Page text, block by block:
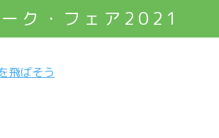
ク・フェア2021
飛ばそう